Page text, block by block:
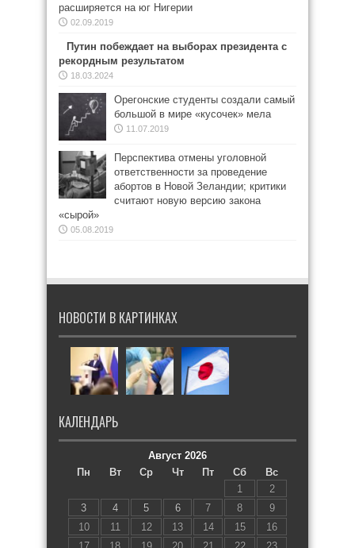
расширяется на юг Нигерии
02.09.2019
Путин побеждает на выборах президента с
рекордным результатом
18.03.2024
Орегонские студенты создали самый
большой в мире «кусочек» мела
11.07.2019
Перспектива отмены уголовной
ответственности за проведение
абортов в Новой Зеландии; критики
считают новую версию закона
«сырой»
05.08.2019
НОВОСТИ В КАРТИНКАХ
КАЛЕНДАРЬ
Август 2026
Пн
Вт Ср Чт Пт Сб
Вс
1
2
3
4 5 6 7 8
9
10
11 12 13 14 15
16